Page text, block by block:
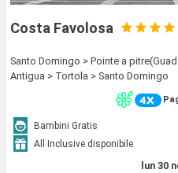
Costa Favolosa
Santo Domingo > Pointe a
Antigua > Tortola > Santo Domingo
Bambini Gratis
All Inclusive disponibile
lun 30